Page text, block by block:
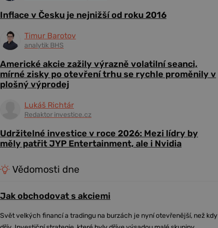
Inflace v Česku je nejnižší od roku 2016
Timur Barotov
analytik BHS
Americké akcie zažily výrazně volatilní seanci,
mírné zisky po otevření trhu se rychle proměnily v
plošný výprodej
Lukáš Richtár
Redaktor investice.cz
Udržitelné investice v roce 2026: Mezi lídry by
měly patřit JYP Entertainment, ale i Nvidia
Vědomosti dne
Jak obchodovat s akciemi
Svět velkých financí a tradingu na burzách je nyní otevřenější, než kdy